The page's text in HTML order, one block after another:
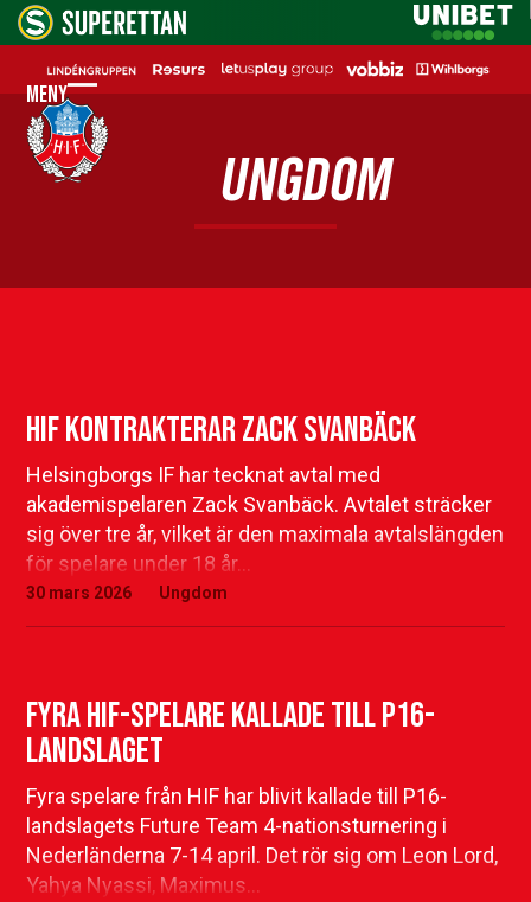
Skip
to
content
Meny
mobile
menu
mobile
menu
UNGDOM
HIF kontrakterar Zack Svanbäck
Helsingborgs IF har tecknat avtal med
akademispelaren Zack Svanbäck. Avtalet sträcker
sig över tre år, vilket är den maximala avtalslängden
för spelare under 18 år…
30 mars 2026 Ungdom
Fyra HIF-spelare kallade till P16-
landslaget
Fyra spelare från HIF har blivit kallade till P16-
landslagets Future Team 4-nationsturnering i
Nederländerna 7-14 april. Det rör sig om Leon Lord,
Yahya Nyassi, Maximus…